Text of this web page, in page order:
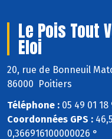
Le Pois Tout
Eloi
20, rue de Bonneuil
86000 Poitiers
Téléphone : 05 49 01 18
Coordonnées GPS :
0,366916100000026 °